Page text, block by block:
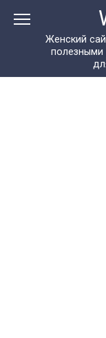
Женский
полезными